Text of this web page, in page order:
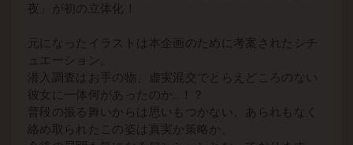
夜」が初の立体化！
元になったイラストは本企画のために考案されたシチ
ュエーション。
潜入調査はお手の物、虚実混交でとらえどころのない
彼女に一体何があったのか…！？
普段の振る舞いからは思いもつかない、あられもなく
絡め取られたこの姿は真実か策略か、